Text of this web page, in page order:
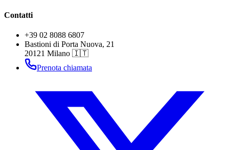
Contatti
+39 02 8088 6807
Bastioni di Porta Nuova, 21
20121 Milano 🇮🇹
Prenota chiamata